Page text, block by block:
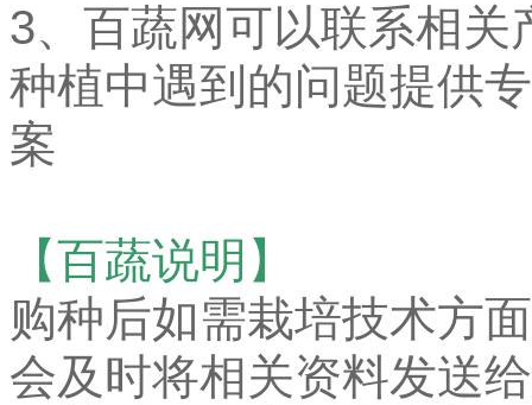
3、百蔬网可以联系相
种植中遇到的问题提供
案
【百蔬说明】
购种后如需栽培技术方
会及时将相关资料发送